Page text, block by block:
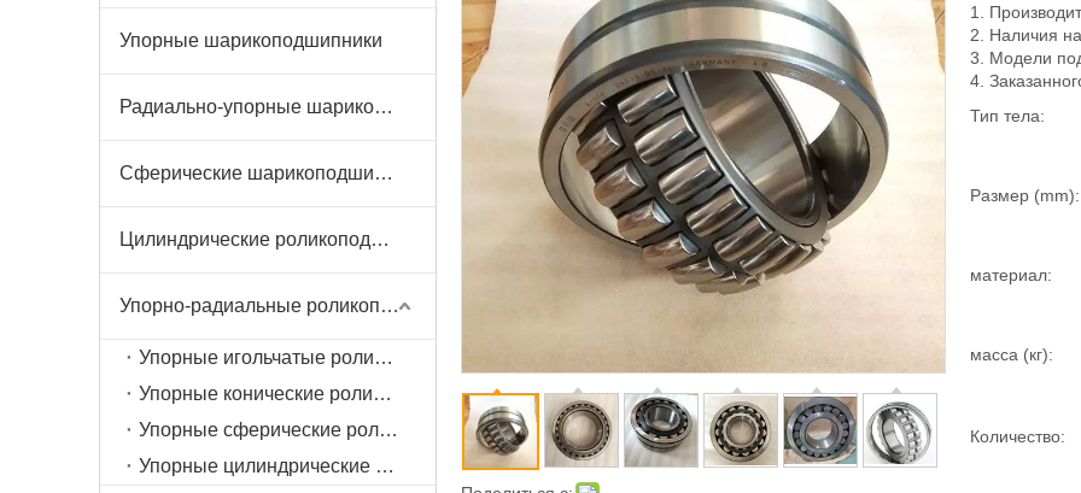
Упорные шарикоподшипники
Радиально-упорные шарикоподшипники
Сферические шарикоподшипники
Цилиндрические роликоподшипники
Упорно-радиальные роликоподшипники
Упорные игольчатые роликоподшипники
Упорные конические роликоподшипники
Упорные сферические роликоподшипники
Упорные цилиндрические роликоподшипники
1.
2. Наличия
3. Модели
4.
Тип тела:
Размер (mm):
материал:
масса (кг):
Количество: